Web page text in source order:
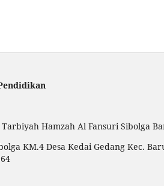
Hamzah Al Fansuri Sibolga
KM.4 Desa Kedai Gedang Kec.